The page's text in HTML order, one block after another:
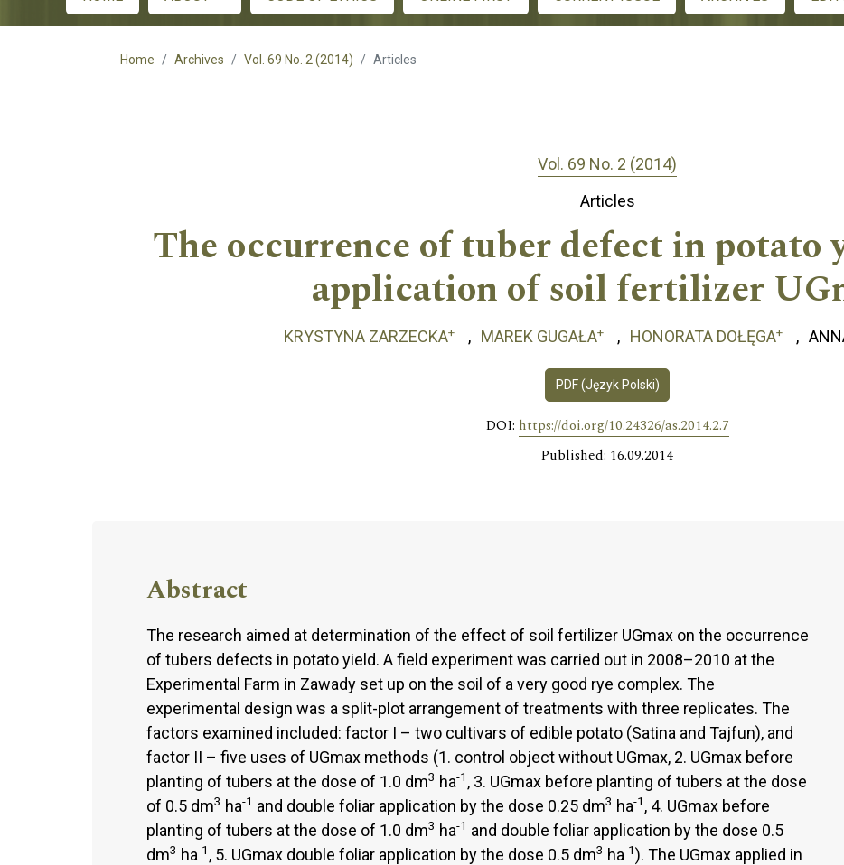
Main menu
Home Archives Vol. 69 No. 2 (2014) Articles
Vol. 69 No. 2 (2014)
Articles
The occurrence of tuber defect in potato
application of soil fertilizer
KRYSTYNA ZARZECKA+ MAREK GUGAŁA+ HONORATA DOŁĘGA+
PDF (Język Polski)
DOI: https://doi.org/10.24326/as.2014.2.7
Published: 16.09.2014
Abstract
The research aimed at determination of the effect of soil fertilizer UGmax on the occurrence
of tubers defects in potato yield. A field experiment was carried out in 2008–2010 at the
Experimental Farm in Zawady set up on the soil of a very good rye complex. The
experimental design was a split-plot arrangement of treatments with three replicates. The
factors examined included: factor I – two cultivars of edible potato (Satina and Tajfun), and
factor II – five uses of UGmax methods (1. control object without UGmax, 2. UGmax before
planting of tubers at the dose of 1.0 dm3 ha-1 , 3. UGmax before planting of tubers at the dose
of 0.5 dm3 ha-1 and double foliar application by the dose 0.25 dm3 ha-1 , 4. UGmax before
planting of tubers at the dose of 1.0 dm3 ha-1 and double foliar application by the dose 0.5
dm3 ha-1 , 5. UGmax double foliar application by the dose 0.5 dm3 ha-1). The UGmax applied in